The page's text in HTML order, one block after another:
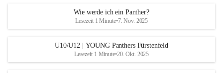
Wie werde ich ein Panther?
Lesezeit 1 Minute•7. Nov. 2025
U10/U12 | YOUNG Panthers Fürstenfeld
Lesezeit 1 Minute•20. Okt. 2025